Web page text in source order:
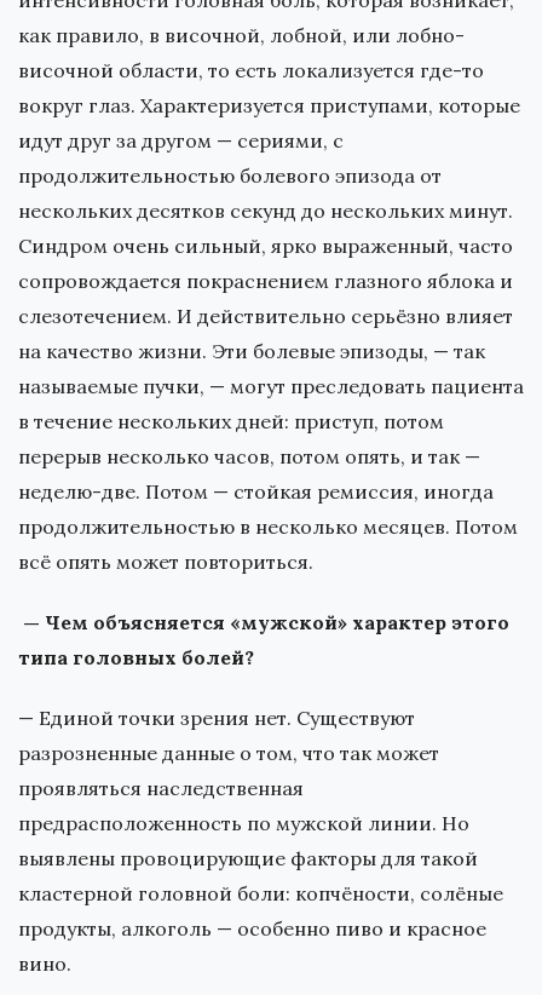
как правило, в височной, лобной, или лобно-
височной области, то есть локализуется где-то
вокруг глаз. Характеризуется приступами, которые
идут друг за другом — сериями, с
продолжительностью болевого эпизода от
нескольких десятков секунд до нескольких минут.
Синдром очень сильный, ярко выраженный, часто
сопровождается покраснением глазного яблока и
слезотечением. И действительно серьёзно влияет
на качество жизни. Эти болевые эпизоды, — так
называемые пучки, — могут преследовать пациента
в течение нескольких дней: приступ, потом
перерыв несколько часов, потом опять, и так —
неделю-две. Потом — стойкая ремиссия, иногда
продолжительностью в несколько месяцев. Потом
всё опять может повториться.
— Чем объясняется «мужской» характер этого
типа головных болей?
— Единой точки зрения нет. Существуют
разрозненные данные о том, что так может
проявляться наследственная
предрасположенность по мужской линии. Но
выявлены провоцирующие факторы для такой
кластерной головной боли: копчёности, солёные
продукты, алкоголь — особенно пиво и красное
вино.